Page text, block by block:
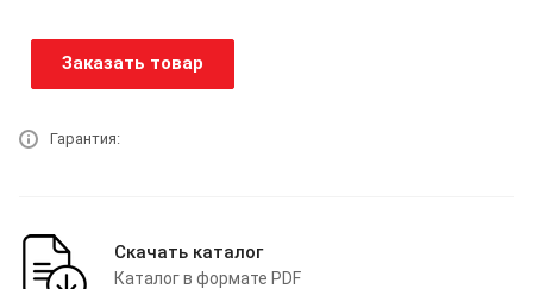
Заказать товар
Гарантия:
Скачать каталог
Каталог в формате PDF